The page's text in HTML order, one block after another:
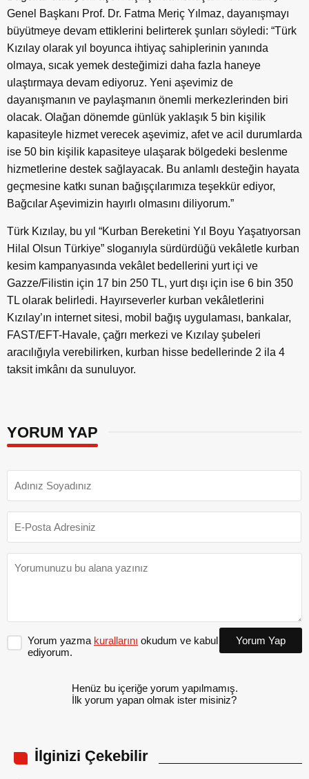
Genel Başkanı Prof. Dr. Fatma Meriç Yılmaz, dayanışmayı
büyütmeye devam ettiklerini belirterek şunları söyledi: “Türk
Kızılay olarak yıl boyunca ihtiyaç sahiplerinin yanında
olmaya, sıcak yemek desteğimizi daha fazla haneye
ulaştırmaya devam ediyoruz. Yeni aşevimiz de
dayanışmanın ve paylaşmanın önemli merkezlerinden biri
olacak. Olağan dönemde günlük yaklaşık 5 bin kişilik
kapasiteyle hizmet verecek aşevimiz, afet ve acil durumlarda
ise 50 bin kişilik kapasiteye ulaşarak bölgedeki beslenme
hizmetlerine destek sağlayacak. Bu anlamlı desteğin hayata
geçmesine katkı sunan bağışçılarımıza teşekkür ediyor,
Bağcılar Aşevimizin hayırlı olmasını diliyorum.”
Türk Kızılay, bu yıl “Kurban Bereketini Yıl Boyu Yaşatıyorsan
Hilal Olsun Türkiye” sloganıyla sürdürdüğü vekâletle kurban
kesim kampanyasında vekâlet bedellerini yurt içi ve
Gazze/Filistin için 17 bin 250 TL, yurt dışı için ise 6 bin 350
TL olarak belirledi. Hayırseverler kurban vekâletlerini
Kızılay’ın internet sitesi, mobil bağış uygulaması, bankalar,
FAST/EFT-Havale, çağrı merkezi ve Kızılay şubeleri
aracılığıyla verebilirken, kurban hisse bedellerinde 2 ila 4
taksit imkânı da sunuluyor.
YORUM YAP
Yorum yazma kurallarını okudum ve kabul
ediyorum.
Yorum Yap
Henüz bu içeriğe yorum yapılmamış.
İlk yorum yapan olmak ister misiniz?
İlginizi Çekebilir